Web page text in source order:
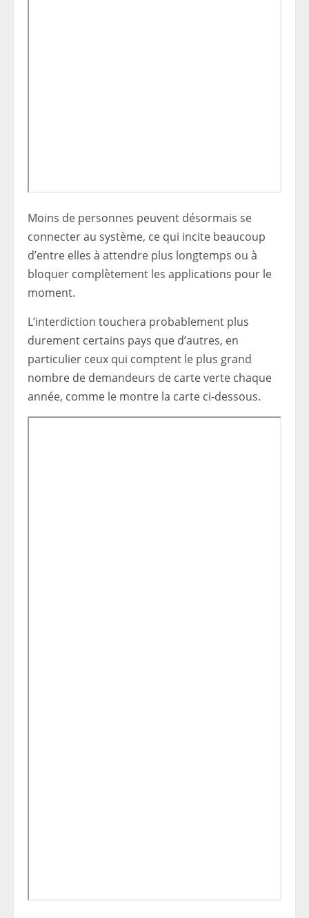
Moins de personnes peuvent désormais se
connecter au système, ce qui incite beaucoup
d’entre elles à attendre plus longtemps ou à
bloquer complètement les applications pour le
moment.
L’interdiction touchera probablement plus
durement certains pays que d’autres, en
particulier ceux qui comptent le plus grand
nombre de demandeurs de carte verte chaque
année, comme le montre la carte ci-dessous.